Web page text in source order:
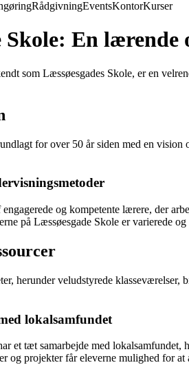
RådgivningEventsKontorKurser
Skole: En lærende
som Læssøesgades Skole, er en
for over 50 år siden med en
engagerede og kompetente lærere, der
på Læssøesgade Skole er varierede
herunder veludstyrede
lokalsamfundet
et tæt samarbejde med
og projekter får eleverne mulighed for